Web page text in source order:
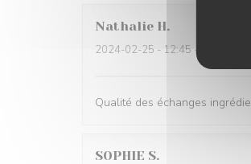
Nathalie H
2024-02-25 - 12:45 - 来宾 6
Qualité des échanges
SOPHIE S